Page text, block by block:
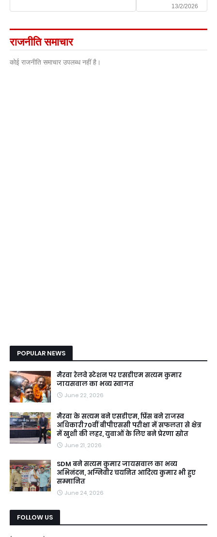
13/2/2026
राजनीति समाचार
कोई राजनीति समाचार उपलब्ध नहीं है।
POPULAR NEWS
मैरवा रेलवे स्टेशन पर एसडीएम सत्यम कुमार
जायसवाल का भव्य स्वागत
June 22, 2026
मैरवा के सत्यम बने एसडीएम, प्रिंस बने राजस्व
अधिकारी70वीं बीपीएससी परीक्षा में सफलता से क्षेत्र
में खुशी की लहर, युवाओं के लिए बने प्रेरणा स्रोत
June 21, 2026
SDM बने सत्यम कुमार जायसवाल का भव्य
अभिनंदन, अग्निवीर चयनित आदित्य कुमार भी हुए
सम्मानित
June 24, 2026
FOLLOW US